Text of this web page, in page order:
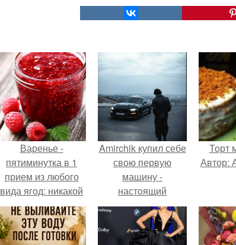
Варенье -
пятиминутка в 1
прием из любого
вида ягод: никакой
длительной варки,
все витамины на
месте!
Amirchik купил себе
свою первую
машину -
настоящий
автомобиль мечты
для многих
автолюбителей.
Торт
Автор: